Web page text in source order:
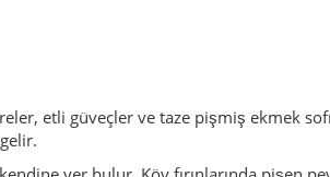
göletlere ulaşmak mümkündür. Devrez
için güzel bir kaçış noktasıdır.
sunar. Bahar ve yaz aylarında çiçekler,